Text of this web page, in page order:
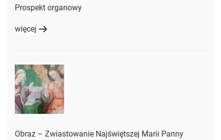
Prospekt organowy
więcej
Obraz – Zwiastowanie Najświętszej Marii Panny